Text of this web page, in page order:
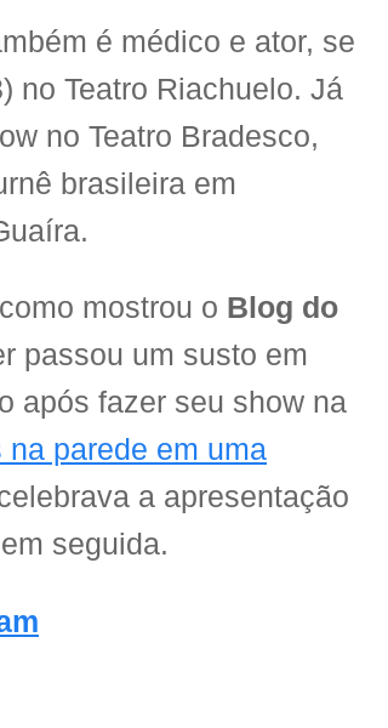
é médico e ator, se
no Teatro Riachuelo. Já
no Teatro Bradesco,
brasileira em
mostrou o Blog do
passou um susto em
após fazer seu show na
parede em uma
a apresentação
seguida.